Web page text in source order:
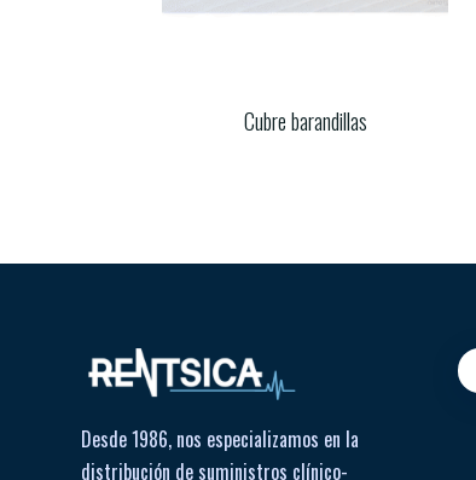
Cubre barandillas
Desde 1986, nos especializamos en la
distribución de suministros clínico-